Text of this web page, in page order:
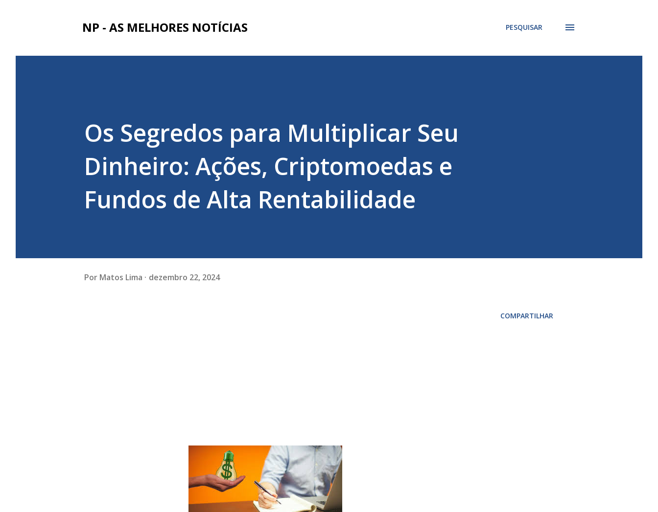
NP - AS MELHORES NOTÍCIAS PESQUISAR
Os Segredos para Multiplicar Seu
Dinheiro: Ações, Criptomoedas e
Fundos de Alta Rentabilidade
Por Matos Lima dezembro 22, 2024
COMPARTILHAR